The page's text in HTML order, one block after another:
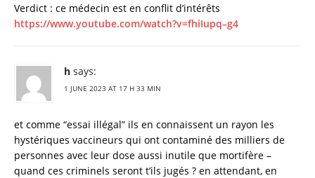
Verdict : ce médecin est en conflit d’intérêts
https://www.youtube.com/watch?v=fhiIupq–g4
h says:
1 JUNE 2023 AT 17 H 33 MIN
et comme “essai illégal” ils en connaissent un rayon les
hystériques vaccineurs qui ont contaminé des milliers de
personnes avec leur dose aussi inutile que mortifère –
quand ces criminels seront t’ils jugés ? en attendant, en